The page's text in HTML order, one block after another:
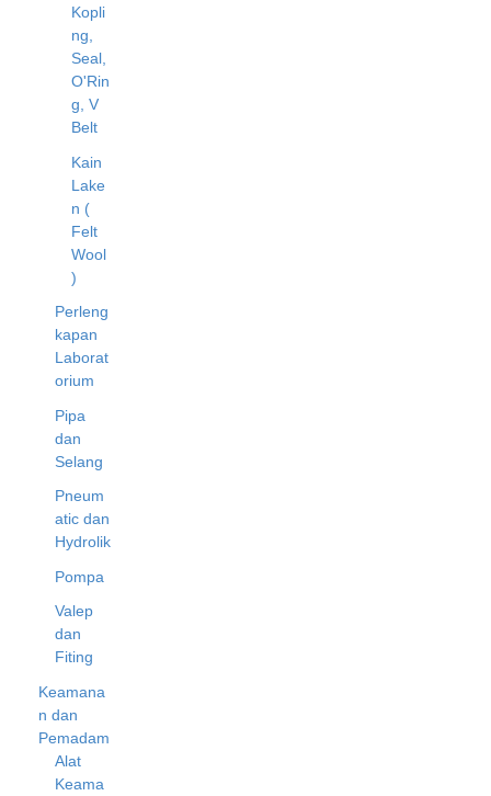
Kopli
ng,
Seal,
O'Rin
g, V
Belt
Kain
Lake
n (
Felt
Wool
)
Perleng
kapan
Laborat
orium
Pipa
dan
Selang
Pneum
atic dan
Hydrolik
Pompa
Valep
dan
Fiting
Keamana
n dan
Pemadam
Alat
Keama